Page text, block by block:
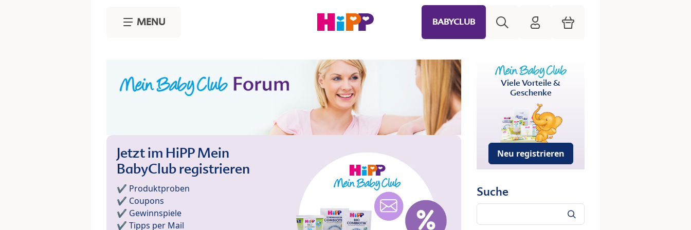
MENU BABYCLUB HiPP Mein Babyclub
Warenkorb
Jetzt im HiPP Mein
BabyClub registrieren
✔️ Produktproben
✔️ Coupons
✔️ Gewinnspiele
✔️ Tipps per Mail
Viele Vorteile &
Geschenke
Neu registrieren
Suche